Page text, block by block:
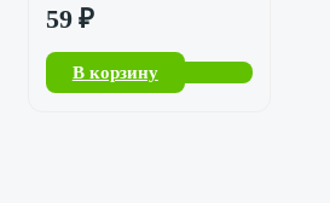
59 ₽
В корзину